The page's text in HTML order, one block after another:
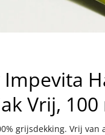
Vrij,
grijsdekking. Vrij van